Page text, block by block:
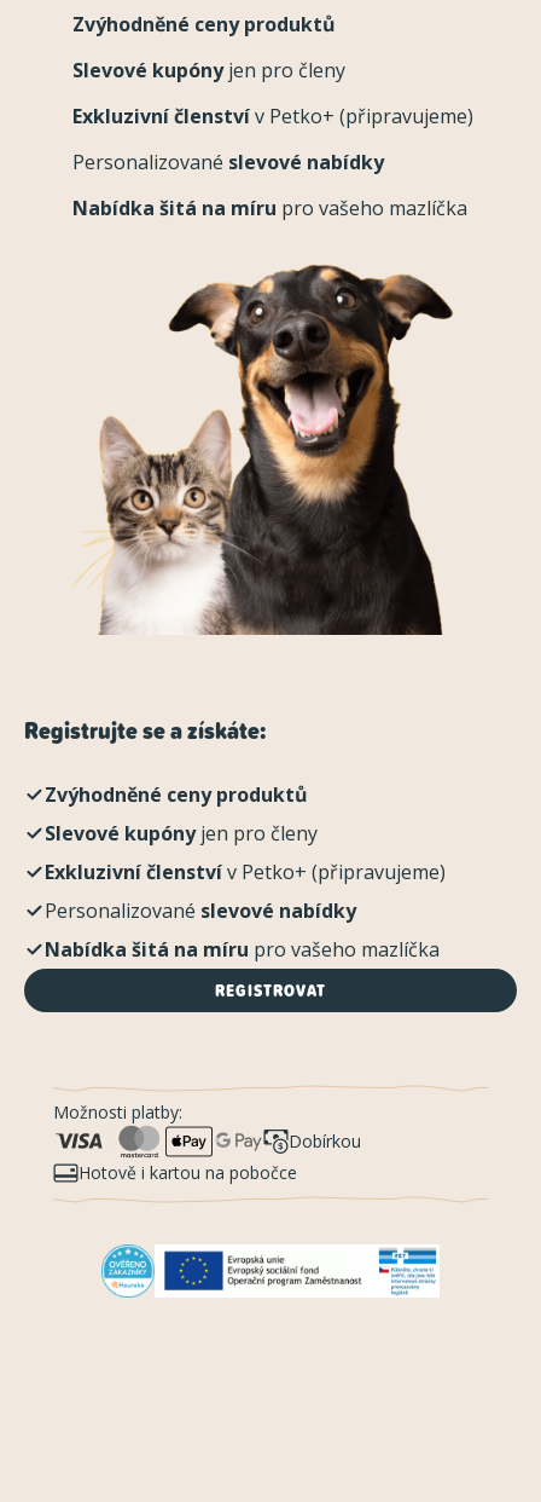
Zvýhodněné ceny produktů
Slevové kupónyjen pro členy
Exkluzivní členstvív Petko+ (připravujeme)
Personalizované slevové nabídky
Nabídka šitá na míru pro vašeho mazlíčka
Registrujte se a získáte:
Zvýhodněné ceny produktů
Slevové kupónyjen pro členy
Exkluzivní členstvív Petko+ (připravujeme)
Personalizované slevové nabídky
Nabídka šitá na míru pro vašeho mazlíčka
REGISTROVAT
Možnosti platby:
Dobírkou
Hotově i kartou na pobočce